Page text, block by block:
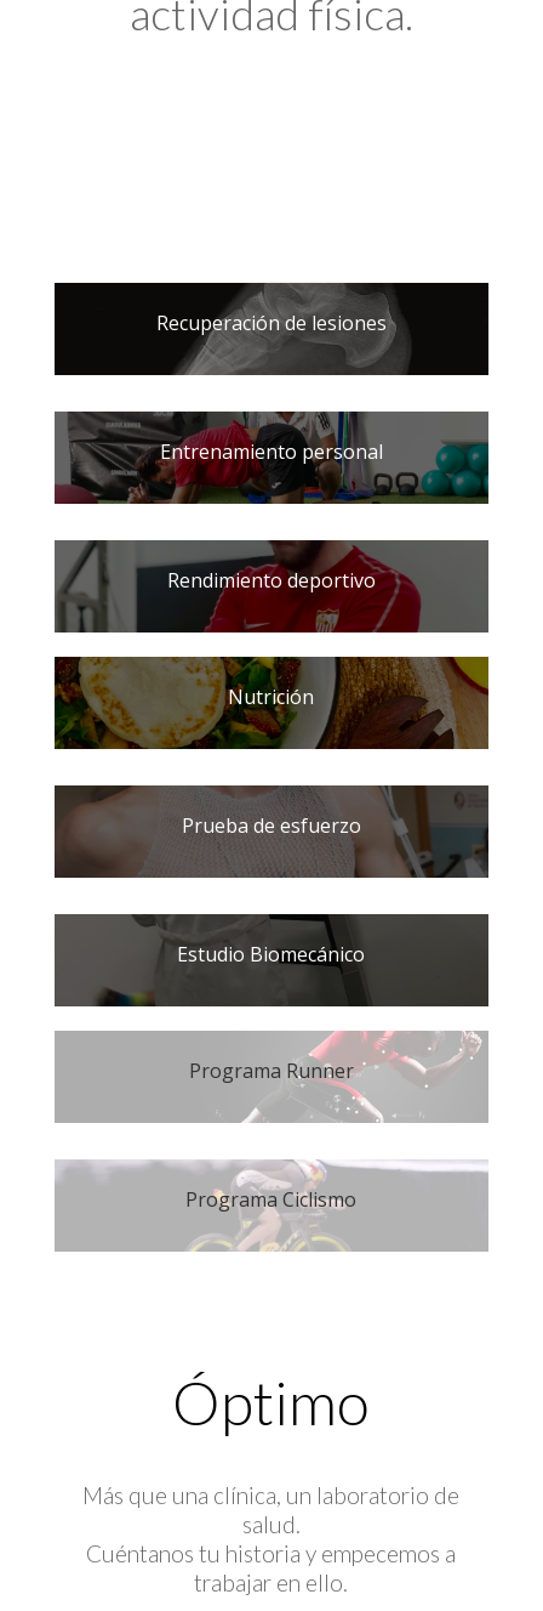
actividad física.
Recuperación de lesiones
Entrenamiento personal
Rendimiento deportivo
Nutrición
Prueba de esfuerzo
Estudio Biomecánico
Programa Runner
Programa Ciclismo
Óptimo
Más que una clínica, un laboratorio de
salud.
Cuéntanos tu historia y empecemos a
trabajar en ello.